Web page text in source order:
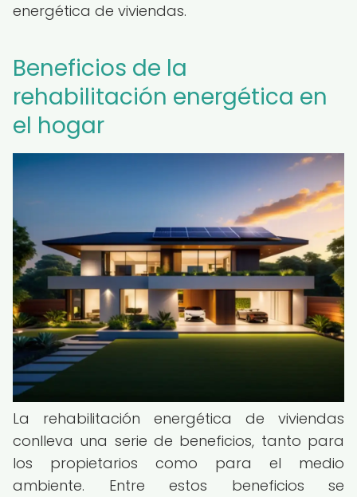
energética de viviendas.
Beneficios de la
rehabilitación energética en
el hogar
La rehabilitación energética de viviendas
conlleva una serie de beneficios, tanto para
los propietarios como para el medio
ambiente. Entre estos beneficios se